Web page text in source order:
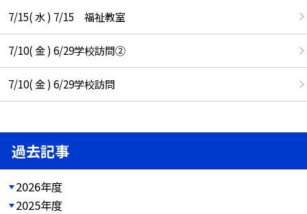
7/15( 水 ) 7/15 福祉教室
7/10( 金 ) 6/29学校訪問②
7/10( 金 ) 6/29学校訪問
過去記事
2026年度
2025年度